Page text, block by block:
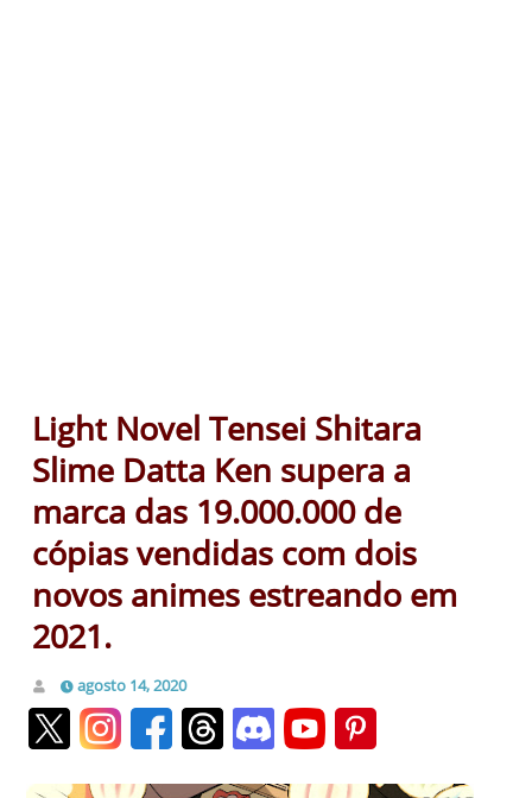
Light Novel Tensei Shitara
Slime Datta Ken supera a
marca das 19.000.000 de
cópias vendidas com dois
novos animes estreando em
2021.
agosto 14, 2020